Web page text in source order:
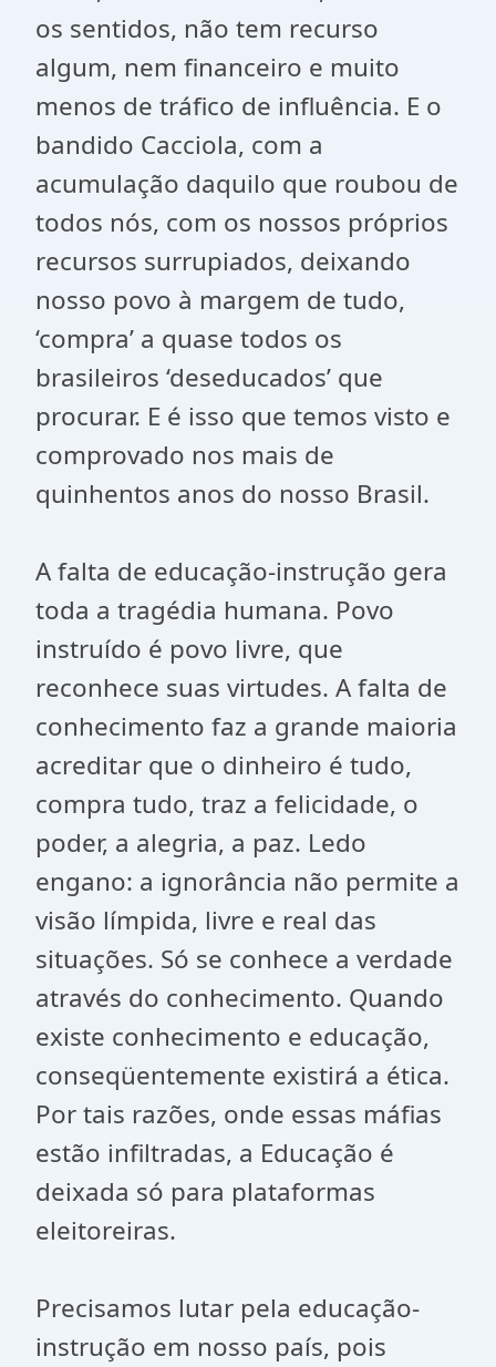
os sentidos, não tem recurso
algum, nem financeiro e muito
menos de tráfico de influência. E o
bandido Cacciola, com a
acumulação daquilo que roubou de
todos nós, com os nossos próprios
recursos surrupiados, deixando
nosso povo à margem de tudo,
‘compra’ a quase todos os
brasileiros ‘deseducados’ que
procurar. E é isso que temos visto e
comprovado nos mais de
quinhentos anos do nosso Brasil.
A falta de educação-instrução gera
toda a tragédia humana. Povo
instruído é povo livre, que
reconhece suas virtudes. A falta de
conhecimento faz a grande maioria
acreditar que o dinheiro é tudo,
compra tudo, traz a felicidade, o
poder, a alegria, a paz. Ledo
engano: a ignorância não permite a
visão límpida, livre e real das
situações. Só se conhece a verdade
através do conhecimento. Quando
existe conhecimento e educação,
conseqüentemente existirá a ética.
Por tais razões, onde essas máfias
estão infiltradas, a Educação é
deixada só para plataformas
eleitoreiras.
Precisamos lutar pela educação-
instrução em nosso país, pois